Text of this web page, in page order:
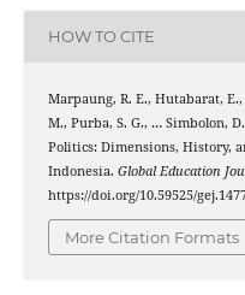
HOW TO CITE
Marpaung, R. E., Hutabarat,
M., Purba, S. G., … Simbolon,
Politics: Dimensions, History,
Indonesia. Global Education
https://doi.org/10.59525/
More Citation Formats